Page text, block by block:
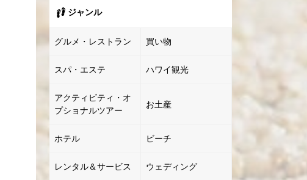
ジャンル
グルメ・レストラン 買い物
スパ・エステ ハワイ観光
アクティビティ・オ
プショナルツアー
お土産
ホテル ビーチ
レンタル＆サービス ウェディング